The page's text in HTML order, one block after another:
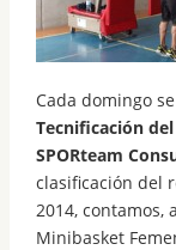
Cada domingo
Tecnificación del
SPORteam
clasificación del
2014, contamos,
Minibasket